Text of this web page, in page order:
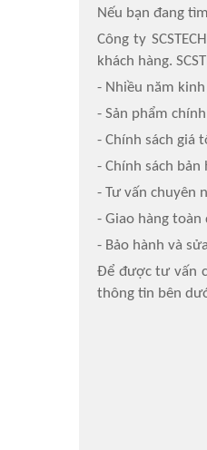
Nếu bạn đang
Công ty
khách hàng.
- Nhiều năm
- Sản phẩm
- Chính sách giá
- Chính sách bản
- Tư vấn chuyên
- Giao hàng toàn
- Bảo hành và
Để được tư vấn
thông tin bên